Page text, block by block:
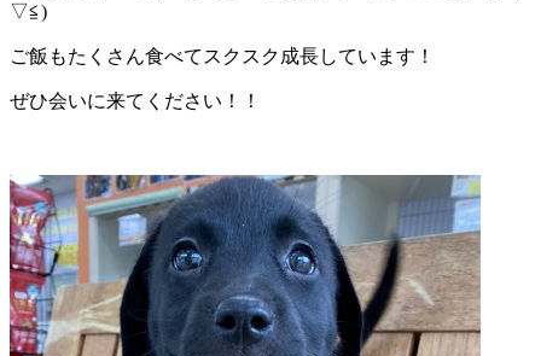
▽≦)
ご飯もたくさん食べてスクスク成長しています！
ぜひ会いに来てください！！